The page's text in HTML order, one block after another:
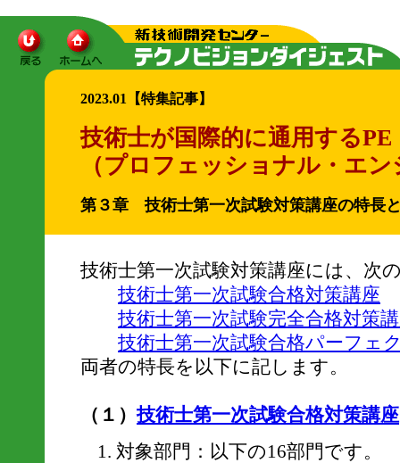
2023.01【特集記事】
技術士が国際的に通用するPE
（プロフェッショナル・エ
第３章 技術士第一次試験対策講座の特長
技術士第一次試験対策講座には、次
技術士第一次試験合格対策講座
技術士第一次試験完全合格対策
技術士第一次試験合格パーフェ
両者の特長を以下に記します。
（１）技術士第一次試験合格対策講座
対象部門：以下の16部門です。